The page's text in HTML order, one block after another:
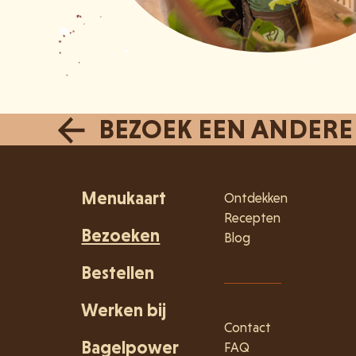
BEZOEK EEN
Menukaart
Bezoeken
Bestellen
Werken bij
Bagelpower
Ontdekken
Recepten
Blog
Contact
FAQ